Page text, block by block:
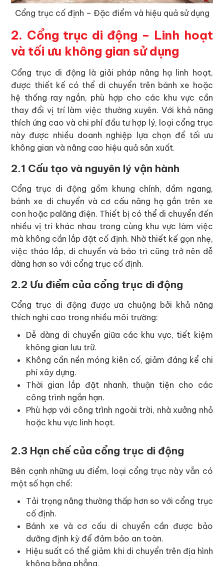
Cổng trục cố định – Đặc điểm và hiệu quả sử dụng
2. Cổng trục di động – Linh hoạt
và tối ưu không gian sử dụng
Cổng trục di động là giải pháp nâng hạ linh hoạt,
được thiết kế có thể di chuyển trên bánh xe hoặc
hệ thống ray ngắn, phù hợp cho các khu vực cần
thay đổi vị trí làm việc thường xuyên. Với khả năng
thích ứng cao và chi phí đầu tư hợp lý, loại cổng trục
này được nhiều doanh nghiệp lựa chọn để tối ưu
không gian và nâng cao hiệu quả sản xuất.
2.1 Cấu tạo và nguyên lý vận hành
Cổng trục di động gồm khung chính, dầm ngang,
bánh xe di chuyển và cơ cấu nâng hạ gắn trên xe
con hoặc palăng điện. Thiết bị có thể di chuyển đến
nhiều vị trí khác nhau trong cùng khu vực làm việc
mà không cần lắp đặt cố định. Nhờ thiết kế gọn nhẹ,
việc tháo lắp, di chuyển và bảo trì cũng trở nên dễ
dàng hơn so với cổng trục cố định.
2.2 Ưu điểm của cổng trục di động
Cổng trục di động được ưa chuộng bởi khả năng
thích nghi cao trong nhiều môi trường:
Dễ dàng di chuyển giữa các khu vực, tiết kiệm
không gian lưu trữ.
Không cần nền móng kiên cố, giảm đáng kể chi
phí xây dựng.
Thời gian lắp đặt nhanh, thuận tiện cho các
công trình ngắn hạn.
Phù hợp với công trình ngoài trời, nhà xưởng nhỏ
hoặc khu vực linh hoạt.
2.3 Hạn chế của cổng trục di động
Bên cạnh những ưu điểm, loại cổng trục này vẫn có
một số hạn chế:
Tải trọng nâng thường thấp hơn so với cổng trục
cố định.
Bánh xe và cơ cấu di chuyển cần được bảo
dưỡng định kỳ để đảm bảo an toàn.
Hiệu suất có thể giảm khi di chuyển trên địa hình
không bằng phẳng.